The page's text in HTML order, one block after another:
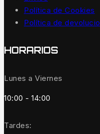
Política de Cookies
Política de
HORARIOS
Lunes a Viernes
10:00 - 14:00
Tardes: